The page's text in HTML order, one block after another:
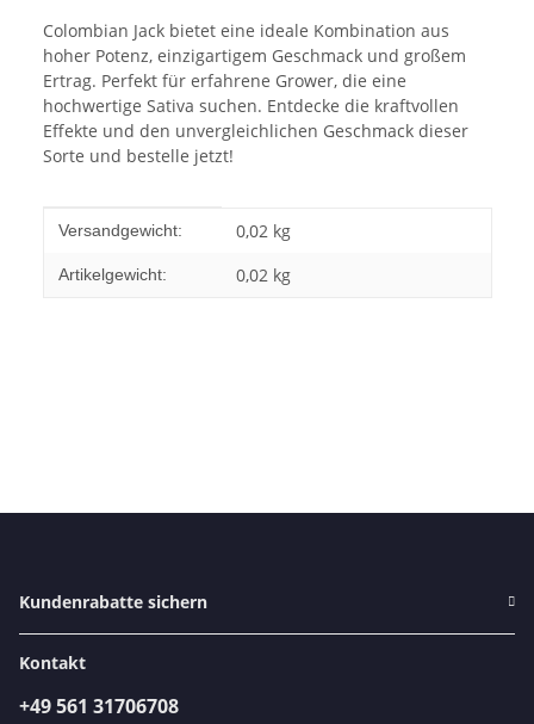
Colombian Jack bietet eine ideale Kombination aus
hoher Potenz, einzigartigem Geschmack und großem
Ertrag. Perfekt für erfahrene Grower, die eine
hochwertige Sativa suchen. Entdecke die kraftvollen
Effekte und den unvergleichlichen Geschmack dieser
Sorte und bestelle jetzt!
Produkteigenschaft
Wert
Versandgewicht: 0,02 kg
Artikelgewicht: 0,02 kg
Kundenrabatte sichern
Kontakt
+49 561 31706708